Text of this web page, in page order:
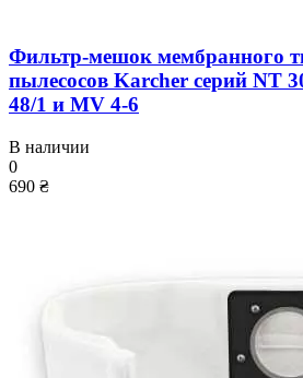
Фильтр-мешок мембранного
пылесосов Karcher серий NT
48/1 и MV 4-6
В наличии
0
690 ₴